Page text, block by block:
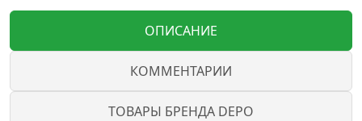
ОПИСАНИЕ
КОММЕНТАРИИ
ТОВАРЫ БРЕНДА DEPO